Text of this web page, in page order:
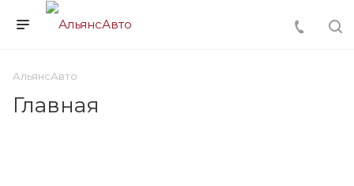
АльянсАвто
Главная